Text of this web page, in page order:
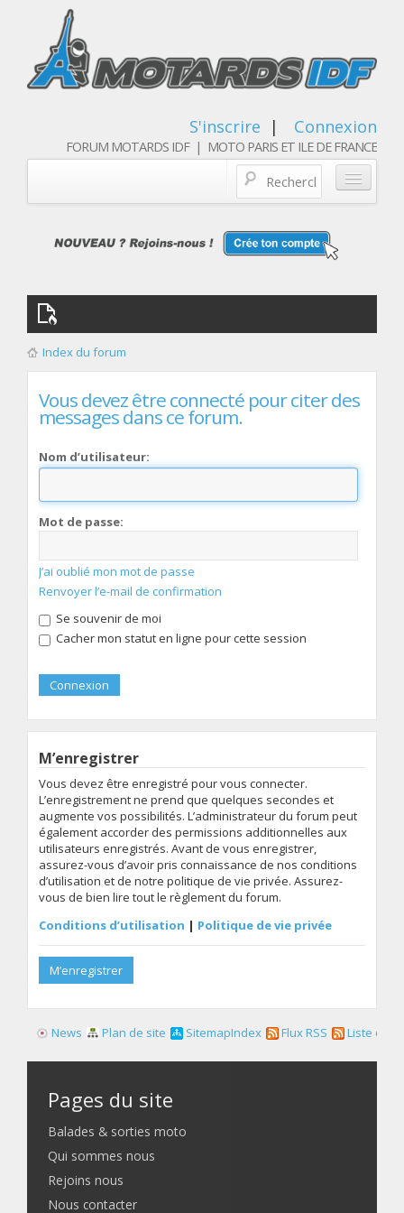
S'inscrire | Connexion
FORUM MOTARDS IDF | MOTO PARIS ET ILE DE FRANCE
Qui sommes nous
Les membres
Index du forum
Vous devez être connecté pour citer des
messages dans ce forum.
Nom d’utilisateur:
Mot de passe:
J’ai oublié mon mot de passe
Renvoyer l’e-mail de confirmation
Se souvenir de moi
Cacher mon statut en ligne pour cette session
M’enregistrer
Vous devez être enregistré pour vous connecter.
L’enregistrement ne prend que quelques secondes et
augmente vos possibilités. L’administrateur du forum peut
également accorder des permissions additionnelles aux
utilisateurs enregistrés. Avant de vous enregistrer,
assurez-vous d’avoir pris connaissance de nos conditions
d’utilisation et de notre politique de vie privée. Assurez-
vous de bien lire tout le règlement du forum.
Conditions d’utilisation | Politique de vie privée
M’enregistrer
News Plan de site SitemapIndex Flux RSS Liste des
Pages du site
Balades & sorties moto
Qui sommes nous
Rejoins nous
Nous contacter